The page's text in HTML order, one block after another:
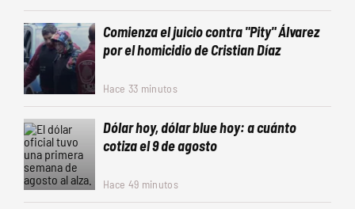
Comienza el juicio contra "Pity" Álvarez
por el homicidio de Cristian Díaz
Hace 33 minutos
Dólar hoy, dólar blue hoy: a cuánto
cotiza el 9 de agosto
Hace 49 minutos